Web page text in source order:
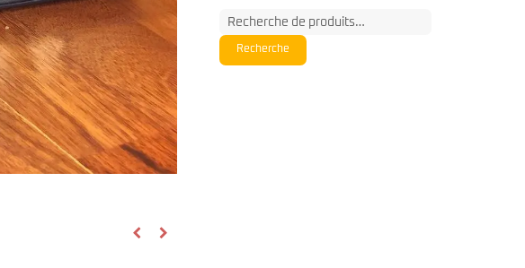
Recherche
pour :
Recherche